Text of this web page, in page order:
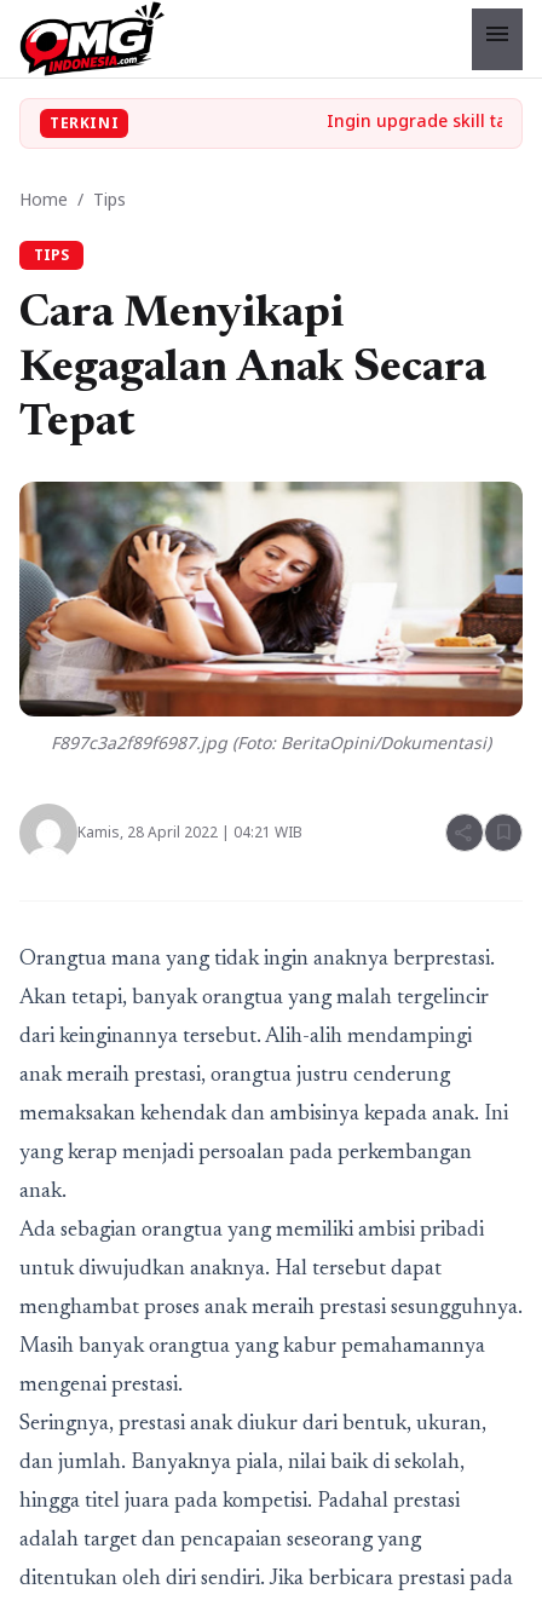
menu
TERKINI
Home / Tips
TIPS
Cara Menyikapi
Kegagalan Anak Secara
Tepat
F897c3a2f89f6987.jpg (Foto: BeritaOpini/Dokumentasi)
Kamis, 28 April 2022 | 04:21 WIB share bookmark
Orangtua mana yang tidak ingin anaknya berprestasi.
Akan tetapi, banyak orangtua yang malah tergelincir
dari keinginannya tersebut. Alih-alih mendampingi
anak meraih prestasi, orangtua justru cenderung
memaksakan kehendak dan ambisinya kepada anak. Ini
yang kerap menjadi persoalan pada perkembangan
anak.
Ada sebagian orangtua yang memiliki ambisi pribadi
untuk diwujudkan anaknya. Hal tersebut dapat
menghambat proses anak meraih prestasi sesungguhnya.
Masih banyak orangtua yang kabur pemahamannya
mengenai prestasi.
Seringnya, prestasi anak diukur dari bentuk, ukuran,
dan jumlah. Banyaknya piala, nilai baik di sekolah,
hingga titel juara pada kompetisi. Padahal prestasi
adalah target dan pencapaian seseorang yang
ditentukan oleh diri sendiri. Jika berbicara prestasi pada